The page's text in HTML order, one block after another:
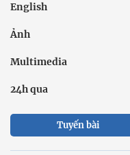
English
Ảnh
Multimedia
24h qua
Tuyến bài